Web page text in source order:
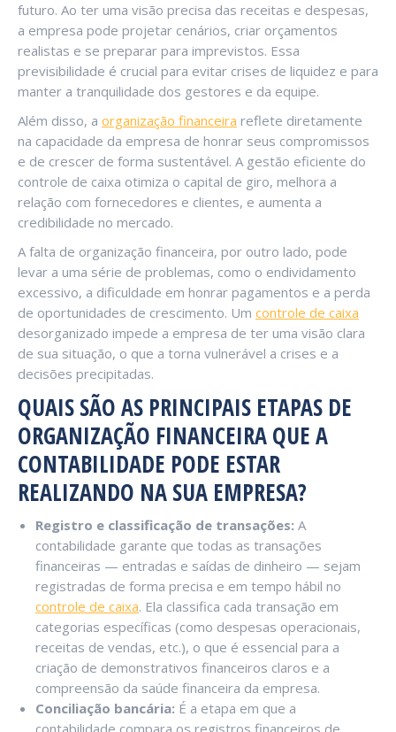
futuro. Ao ter uma visão precisa das receitas e despesas,
a empresa pode projetar cenários, criar orçamentos
realistas e se preparar para imprevistos. Essa
previsibilidade é crucial para evitar crises de liquidez e para
manter a tranquilidade dos gestores e da equipe.
Além disso, a organização financeira reflete diretamente
na capacidade da empresa de honrar seus compromissos
e de crescer de forma sustentável. A gestão eficiente do
controle de caixa otimiza o capital de giro, melhora a
relação com fornecedores e clientes, e aumenta a
credibilidade no mercado.
A falta de organização financeira, por outro lado, pode
levar a uma série de problemas, como o endividamento
excessivo, a dificuldade em honrar pagamentos e a perda
de oportunidades de crescimento. Um controle de caixa
desorganizado impede a empresa de ter uma visão clara
de sua situação, o que a torna vulnerável a crises e a
decisões precipitadas.
QUAIS SÃO AS PRINCIPAIS ETAPAS DE
ORGANIZAÇÃO FINANCEIRA QUE A
CONTABILIDADE PODE ESTAR
REALIZANDO NA SUA EMPRESA?
Registro e classificação de transações: A
contabilidade garante que todas as transações
financeiras — entradas e saídas de dinheiro — sejam
registradas de forma precisa e em tempo hábil no
controle de caixa. Ela classifica cada transação em
categorias específicas (como despesas operacionais,
receitas de vendas, etc.), o que é essencial para a
criação de demonstrativos financeiros claros e a
compreensão da saúde financeira da empresa.
Conciliação bancária: É a etapa em que a
contabilidade compara os registros financeiros de